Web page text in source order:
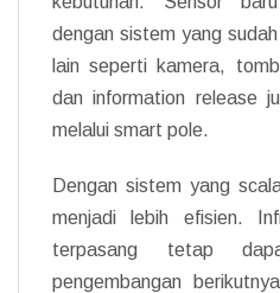
dengan sistem yang
lain seperti kamera,
dan information release
melalui smart pole.
Dengan sistem yang
menjadi lebih efisien.
terpasang tetap
pengembangan